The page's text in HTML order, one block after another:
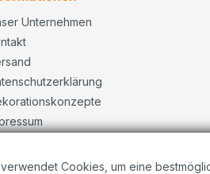
Unternehmen
Cookies, um eine